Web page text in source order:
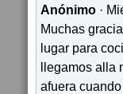
Anónimo ·
Muchas
lugar para
llegamos alla
afuera